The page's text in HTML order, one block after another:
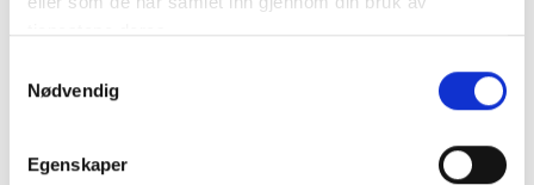
tjenestene deres.
Nødvendig
Egenskaper
Kategorier:
STATIONÄRA BATTERIER